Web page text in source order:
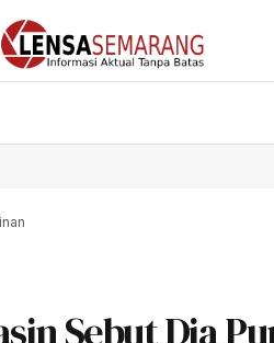
Sebut Dia